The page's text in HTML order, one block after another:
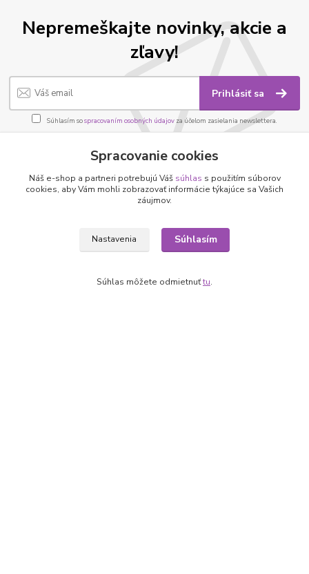
Nepremeškajte novinky, akcie a
zľavy!
Prihlásiť sa
Súhlasím sospracovaním osobných údajov za účelom zasielania newslettera.
Informácie pre zákazníkov
Ako nakupovať
Spracovanie cookies
Náš e-shop a partneri potrebujú Váš súhlas s použitím súborov
cookies, aby Vám mohli zobrazovať informácie týkajúce sa Vašich
záujmov.
Nastavenia Súhlasím
Súhlas môžete odmietnuťtu.